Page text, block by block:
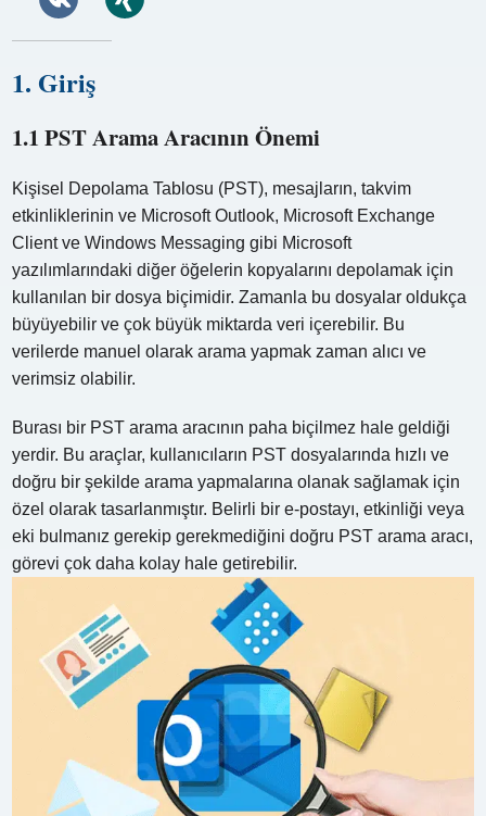
1. Giriş
1.1 PST Arama Aracının Önemi
Kişisel Depolama Tablosu (PST), mesajların, takvim
etkinliklerinin ve Microsoft Outlook, Microsoft Exchange
Client ve Windows Messaging gibi Microsoft
yazılımlarındaki diğer öğelerin kopyalarını depolamak için
kullanılan bir dosya biçimidir. Zamanla bu dosyalar oldukça
büyüyebilir ve çok büyük miktarda veri içerebilir. Bu
verilerde manuel olarak arama yapmak zaman alıcı ve
verimsiz olabilir.
Burası bir PST arama aracının paha biçilmez hale geldiği
yerdir. Bu araçlar, kullanıcıların PST dosyalarında hızlı ve
doğru bir şekilde arama yapmalarına olanak sağlamak için
özel olarak tasarlanmıştır. Belirli bir e-postayı, etkinliği veya
eki bulmanız gerekip gerekmediğini doğru PST arama aracı,
görevi çok daha kolay hale getirebilir.